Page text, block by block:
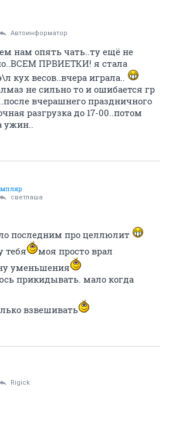
Автоинформатор
нам опять чать..ту ещё не
ПРВИЕТКИ! я стала
кух весов..вчера играла..
не сильно то и ошибается гр
вчерашнего праздничного
разгрузка до 17-00..потом
ужин..
светлаша
последним про целлюлит
тебя
моя просто врал
уменьшения
прикидывать. мало когда
взвешивать
Rigick